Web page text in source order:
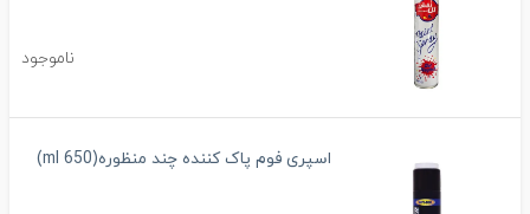
ناموجود
اسپری فوم پاک کننده چند منظوره(650 ml)